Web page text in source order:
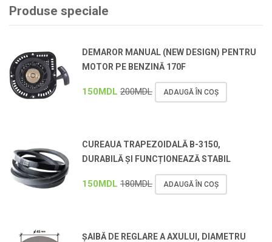
Produse speciale
DEMAROR MANUAL (NEW DESIGN) PENTRU
MOTOR PE BENZINĂ 170F
150MDL 200MDL ADAUGĂ ÎN COȘ
CUREAUA TRAPEZOIDALĂ B-3150,
DURABILĂ ȘI FUNCȚIONEAZĂ STABIL
150MDL 180MDL ADAUGĂ ÎN COȘ
ȘAIBĂ DE REGLARE A AXULUI, DIAMETRU